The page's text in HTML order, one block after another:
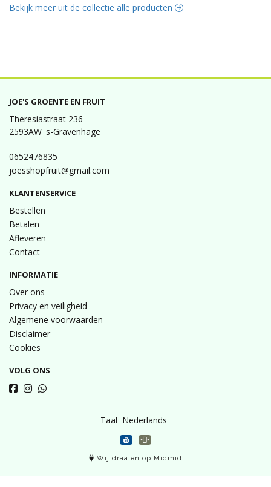
Bekijk meer uit de collectie alle producten
JOE'S GROENTE EN FRUIT
Theresiastraat 236
2593AW 's-Gravenhage
0652476835
joesshopfruit@gmail.com
KLANTENSERVICE
Bestellen
Betalen
Afleveren
Contact
INFORMATIE
Over ons
Privacy en veiligheid
Algemene voorwaarden
Disclaimer
Cookies
VOLG ONS
Taal
Wij draaien op Midmid